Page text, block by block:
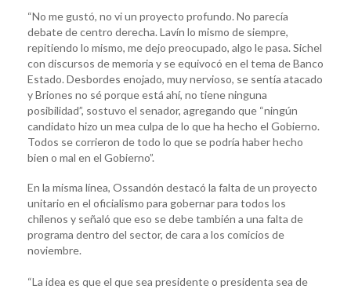
“No me gustó, no vi un proyecto profundo. No parecía
debate de centro derecha. Lavín lo mismo de siempre,
repitiendo lo mismo, me dejo preocupado, algo le pasa. Sichel
con discursos de memoria y se equivocó en el tema de Banco
Estado. Desbordes enojado, muy nervioso, se sentía atacado
y Briones no sé porque está ahí, no tiene ninguna
posibilidad”, sostuvo el senador, agregando que “ningún
candidato hizo un mea culpa de lo que ha hecho el Gobierno.
Todos se corrieron de todo lo que se podría haber hecho
bien o mal en el Gobierno”.
En la misma línea, Ossandón destacó la falta de un proyecto
unitario en el oficialismo para gobernar para todos los
chilenos y señaló que eso se debe también a una falta de
programa dentro del sector, de cara a los comicios de
noviembre.
“La idea es que el que sea presidente o presidenta sea de